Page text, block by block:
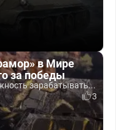
в Мире
за победы
зарабатывать...
3